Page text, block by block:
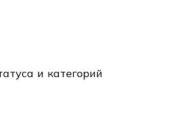
и категорий